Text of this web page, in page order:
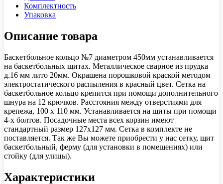
Комплектность
Упаковка
Описание товара
Баскетбольное кольцо №7 диаметром 450мм устанавливается
на баскетбольных щитах. Металлическое сварное из прудка
д.16 мм лито 20мм. Окрашена порошковой краской методом
электростатического распыления в красный цвет. Сетка на
баскетбольное кольцо крепится при помощи дополнительного
шнура на 12 крючков. Расстояния между отверстиями для
крепежа, 100 х 110 мм. Устанавливается на щиты при помощи
4-х болтов. Посадочные места всех корзин имеют
стандартный размер 127х127 мм. Сетка в комплекте не
поставляется. Так же Вы можете приобрести у нас сетку, щит
баскетбольный, ферму (для установки в помещениях) или
стойку (для улицы).
Характеристики